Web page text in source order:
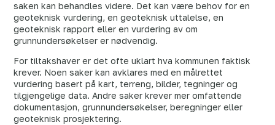
saken kan behandles videre. Det kan være behov for en
geoteknisk vurdering, en geoteknisk uttalelse, en
geoteknisk rapport eller en vurdering av om
grunnundersøkelser er nødvendig.
For tiltakshaver er det ofte uklart hva kommunen faktisk
krever. Noen saker kan avklares med en målrettet
vurdering basert på kart, terreng, bilder, tegninger og
tilgjengelige data. Andre saker krever mer omfattende
dokumentasjon, grunnundersøkelser, beregninger eller
geoteknisk prosjektering.